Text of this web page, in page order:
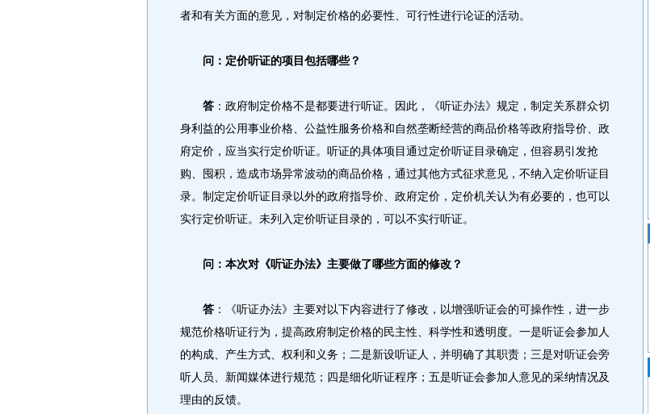
者和有关方面的意见，对制定价格的必要性、可行性进行论证的活动。
问：定价听证的项目包括哪些？
答 ：政府制定价格不是都要进行听证。因此，《听证办法》规定，制定关系群众切
身利益的公用事业价格、公益性服务价格和自然垄断经营的商品价格等政府指导价、政
府定价，应当实行定价听证。听证的具体项目通过定价听证目录确定，但容易引发抢
购、囤积，造成市场异常波动的商品价格，通过其他方式征求意见，不纳入定价听证目
录。制定定价听证目录以外的政府指导价、政府定价，定价机关认为有必要的，也可以
实行定价听证。未列入定价听证目录的，可以不实行听证。
问：本次对《听证办法》主要做了哪些方面的修改？
答 ：《听证办法》主要对以下内容进行了修改，以增强听证会的可操作性，进一步
规范价格听证行为，提高政府制定价格的民主性、科学性和透明度。一是听证会参加人
的构成、产生方式、权利和义务；二是新设听证人，并明确了其职责；三是对听证会旁
听人员、新闻媒体进行规范；四是细化听证程序；五是听证会参加人意见的采纳情况及
理由的反馈。